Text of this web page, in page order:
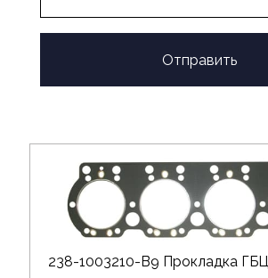
Отправить
238-1003210-В9 Прокладка ГБЦ